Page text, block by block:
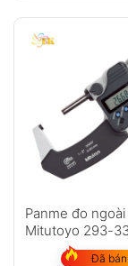
Panme đo
Mitutoyo 293-
25-50mm
Đã